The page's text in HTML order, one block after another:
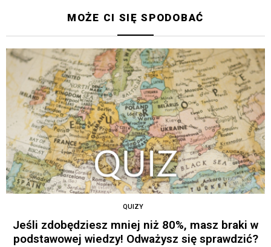
MOŻE CI SIĘ SPODOBAĆ
QUIZY
Jeśli zdobędziesz mniej niż 80%, masz braki w
podstawowej wiedzy! Odważysz się sprawdzić?